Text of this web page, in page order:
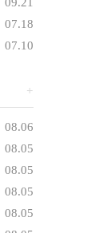
07.18
07.10
+
08.06
08.05
08.05
08.05
08.05